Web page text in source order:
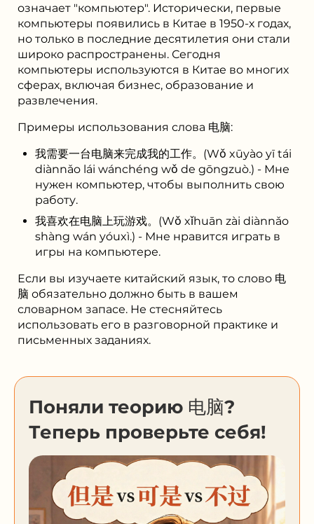
означает "компьютер". Исторически, первые
компьютеры появились в Китае в 1950-х годах,
но только в последние десятилетия они стали
широко распространены. Сегодня
компьютеры используются в Китае во многих
сферах, включая бизнес, образование и
развлечения.
Примеры использования слова 电脑:
我需要一台电脑来完成我的工作。(Wǒ xūyào yī tái
diànnǎo lái wánchéng wǒ de gōngzuò.) - Мне
нужен компьютер, чтобы выполнить свою
работу.
我喜欢在电脑上玩游戏。(Wǒ xǐhuān zài diànnǎo
shàng wán yóuxì.) - Мне нравится играть в
игры на компьютере.
Если вы изучаете китайский язык, то слово 电
脑 обязательно должно быть в вашем
словарном запасе. Не стесняйтесь
использовать его в разговорной практике и
письменных заданиях.
Поняли теорию 电脑?
Теперь проверьте себя!